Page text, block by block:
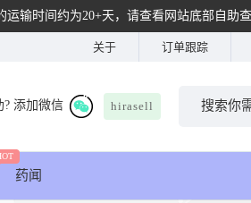
运输时间约为20+天，请查看网站底部自助
关于 订单跟踪
? 添加微信 hirasell
药闻